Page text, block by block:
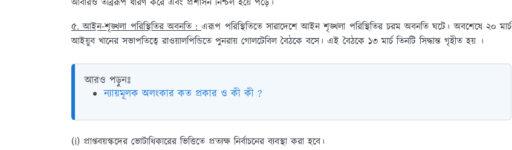
৫. আইন-শৃঙ্খলা পরিস্থিতির অবনতি :এরূপ পরিস্থিতিতে সারাদেশে আইন শৃঙ্খলা পরিস্থিতির চরম অবনতি ঘটে। অবশেষে ২০ মার্চ
আইয়ুব খানের সভাপতিত্বে রাওয়ালপিন্ডিতে পুনরায় গোলটেবিল বৈঠকে বসে। এই বৈঠকে ১৩ মার্চ তিনটি সিদ্ধান্ত গৃহীত হয় ।
আরও পড়ুনঃ
ন্যায়মূলক অলংকার কত প্রকার ও কী কী ?
(i) প্রাপ্তবয়স্কদের ভোটাধিকারের ভিত্তিতে প্রত্যক্ষ নির্বাচনের ব্যবস্থা করা হবে।